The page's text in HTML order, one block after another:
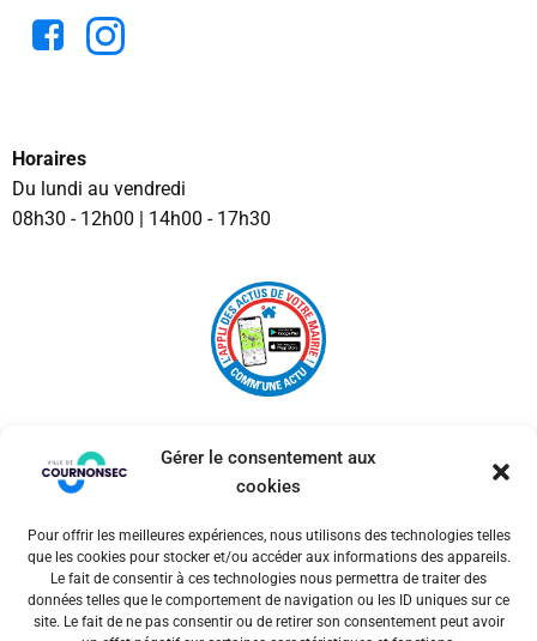
Gérer le consentement aux
cookies
Pour offrir les meilleures expériences, nous utilisons des technologies telles
que les cookies pour stocker et/ou accéder aux informations des appareils.
Le fait de consentir à ces technologies nous permettra de traiter des
données telles que le comportement de navigation ou les ID uniques sur ce
site. Le fait de ne pas consentir ou de retirer son consentement peut avoir
Horaires
Du lundi au vendredi
08h30 - 12h00 | 14h00 - 17h30
© 2026 Ville de Cournonsec. Un service proposé par
Comm'un Site